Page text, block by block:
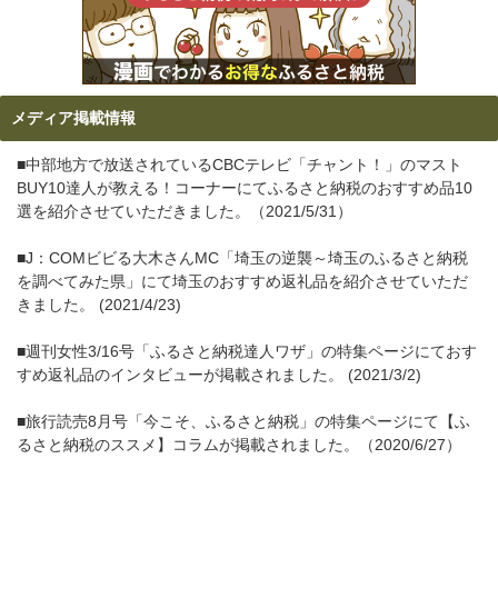
メディア掲載情報
■中部地方で放送されているCBCテレビ「チャント！」のマスト
BUY10達人が教える！コーナーにてふるさと納税のおすすめ品10
選を紹介させていただきました。（2021/5/31）
■J：COMビビる大木さんMC「埼玉の逆襲～埼玉のふるさと納税
を調べてみた県」にて埼玉のおすすめ返礼品を紹介させていただ
きました。 (2021/4/23)
■週刊女性3/16号「ふるさと納税達人ワザ」の特集ページにておす
すめ返礼品のインタビューが掲載されました。 (2021/3/2)
■旅行読売8月号「今こそ、ふるさと納税」の特集ページにて【ふ
るさと納税のススメ】コラムが掲載されました。（2020/6/27）